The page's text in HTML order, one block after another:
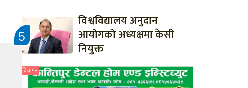
विश्वविद्यालय अनुदान
आयोगको अध्यक्षमा केसी
नियुक्त
विज्ञापन